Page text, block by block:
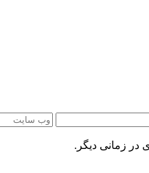
در زمانی دیگر.